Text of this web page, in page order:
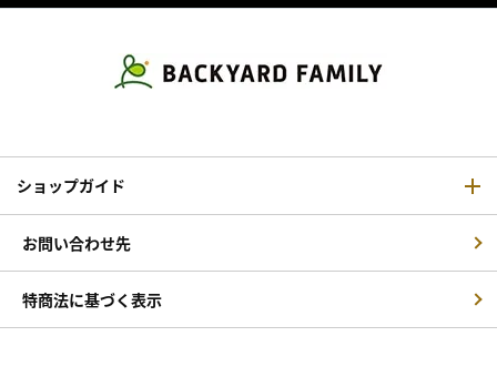
ショップガイド
お問い合わせ先
特商法に基づく表示